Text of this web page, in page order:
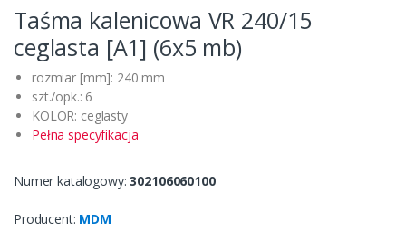
Taśma kalenicowa VR 240/15
ceglasta [A1] (6x5 mb)
rozmiar [mm]: 240 mm
szt./opk.: 6
KOLOR: ceglasty
Pełna specyfikacja
Numer katalogowy:302106060100
Producent: MDM